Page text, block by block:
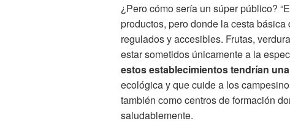
¿Pero cómo sería un súper público?
productos, pero donde la cesta
regulados y accesibles. Frutas,
estar sometidos únicamente a la
estos establecimientos tendrían
ecológica y que cuide a los
también como centros de formación
saludablemente.